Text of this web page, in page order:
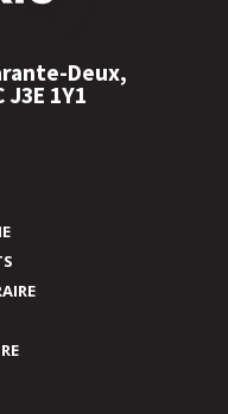
Deux,
1Y1